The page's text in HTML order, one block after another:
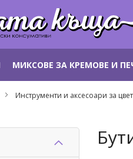
МИКСОВЕ ЗА КРЕМОВЕ И
Инструменти и аксесоари за